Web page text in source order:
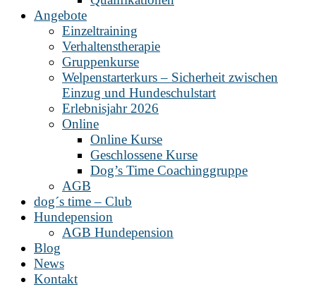
Angebote
Einzeltraining
Verhaltenstherapie
Gruppenkurse
Welpenstarterkurs – Sicherheit zwischen
Einzug und Hundeschulstart
Erlebnisjahr 2026
Online
Online Kurse
Geschlossene Kurse
Dog’s Time Coachinggruppe
AGB
dog´s time – Club
Hundepension
AGB Hundepension
Blog
News
Kontakt